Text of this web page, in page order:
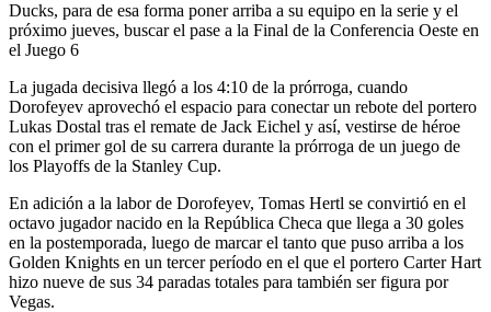
Ducks, para de esa forma poner arriba a su equipo en la serie y el
próximo jueves, buscar el pase a la Final de la Conferencia Oeste en
el Juego 6
La jugada decisiva llegó a los 4:10 de la prórroga, cuando
Dorofeyev aprovechó el espacio para conectar un rebote del portero
Lukas Dostal tras el remate de Jack Eichel y así, vestirse de héroe
con el primer gol de su carrera durante la prórroga de un juego de
los Playoffs de la Stanley Cup.
En adición a la labor de Dorofeyev, Tomas Hertl se convirtió en el
octavo jugador nacido en la República Checa que llega a 30 goles
en la postemporada, luego de marcar el tanto que puso arriba a los
Golden Knights en un tercer período en el que el portero Carter Hart
hizo nueve de sus 34 paradas totales para también ser figura por
Vegas.